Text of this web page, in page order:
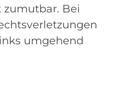
zumutbar. Bei
umgehend